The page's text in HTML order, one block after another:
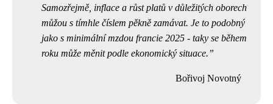
Samozřejmě, inflace a růst platů v důležitých oborech
můžou s tímhle číslem pěkně zamávat. Je to podobný
jako s minimální mzdou francie 2025 - taky se během
roku může měnit podle ekonomický situace.
Bořivoj Novotný